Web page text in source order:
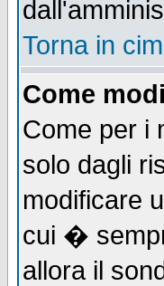
Torna in
Come
Come per i
solo dagli
modificare
cui �
allora il